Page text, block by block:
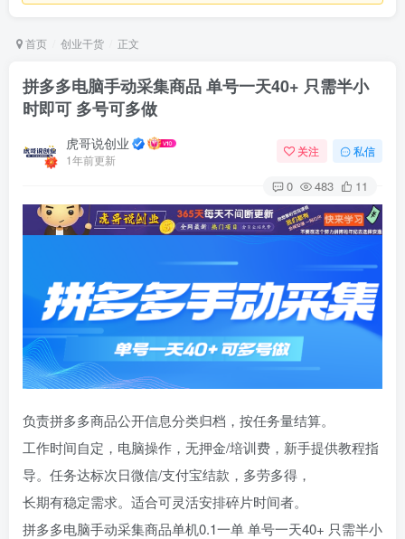
首页 创业干货 正文
拼多多电脑手动采集商品 单号一天40+ 只需半小
时即可 多号可多做
虎哥说创业
1年前更新
关注 私信
0 483 11
负责拼多多商品公开信息分类归档，按任务量结算。
工作时间自定，电脑操作，无押金/培训费，新手提供教程指
导。任务达标次日微信/支付宝结款，多劳多得，
长期有稳定需求。适合可灵活安排碎片时间者。
拼多多电脑手动采集商品单机0.1一单 单号一天40+ 只需半小